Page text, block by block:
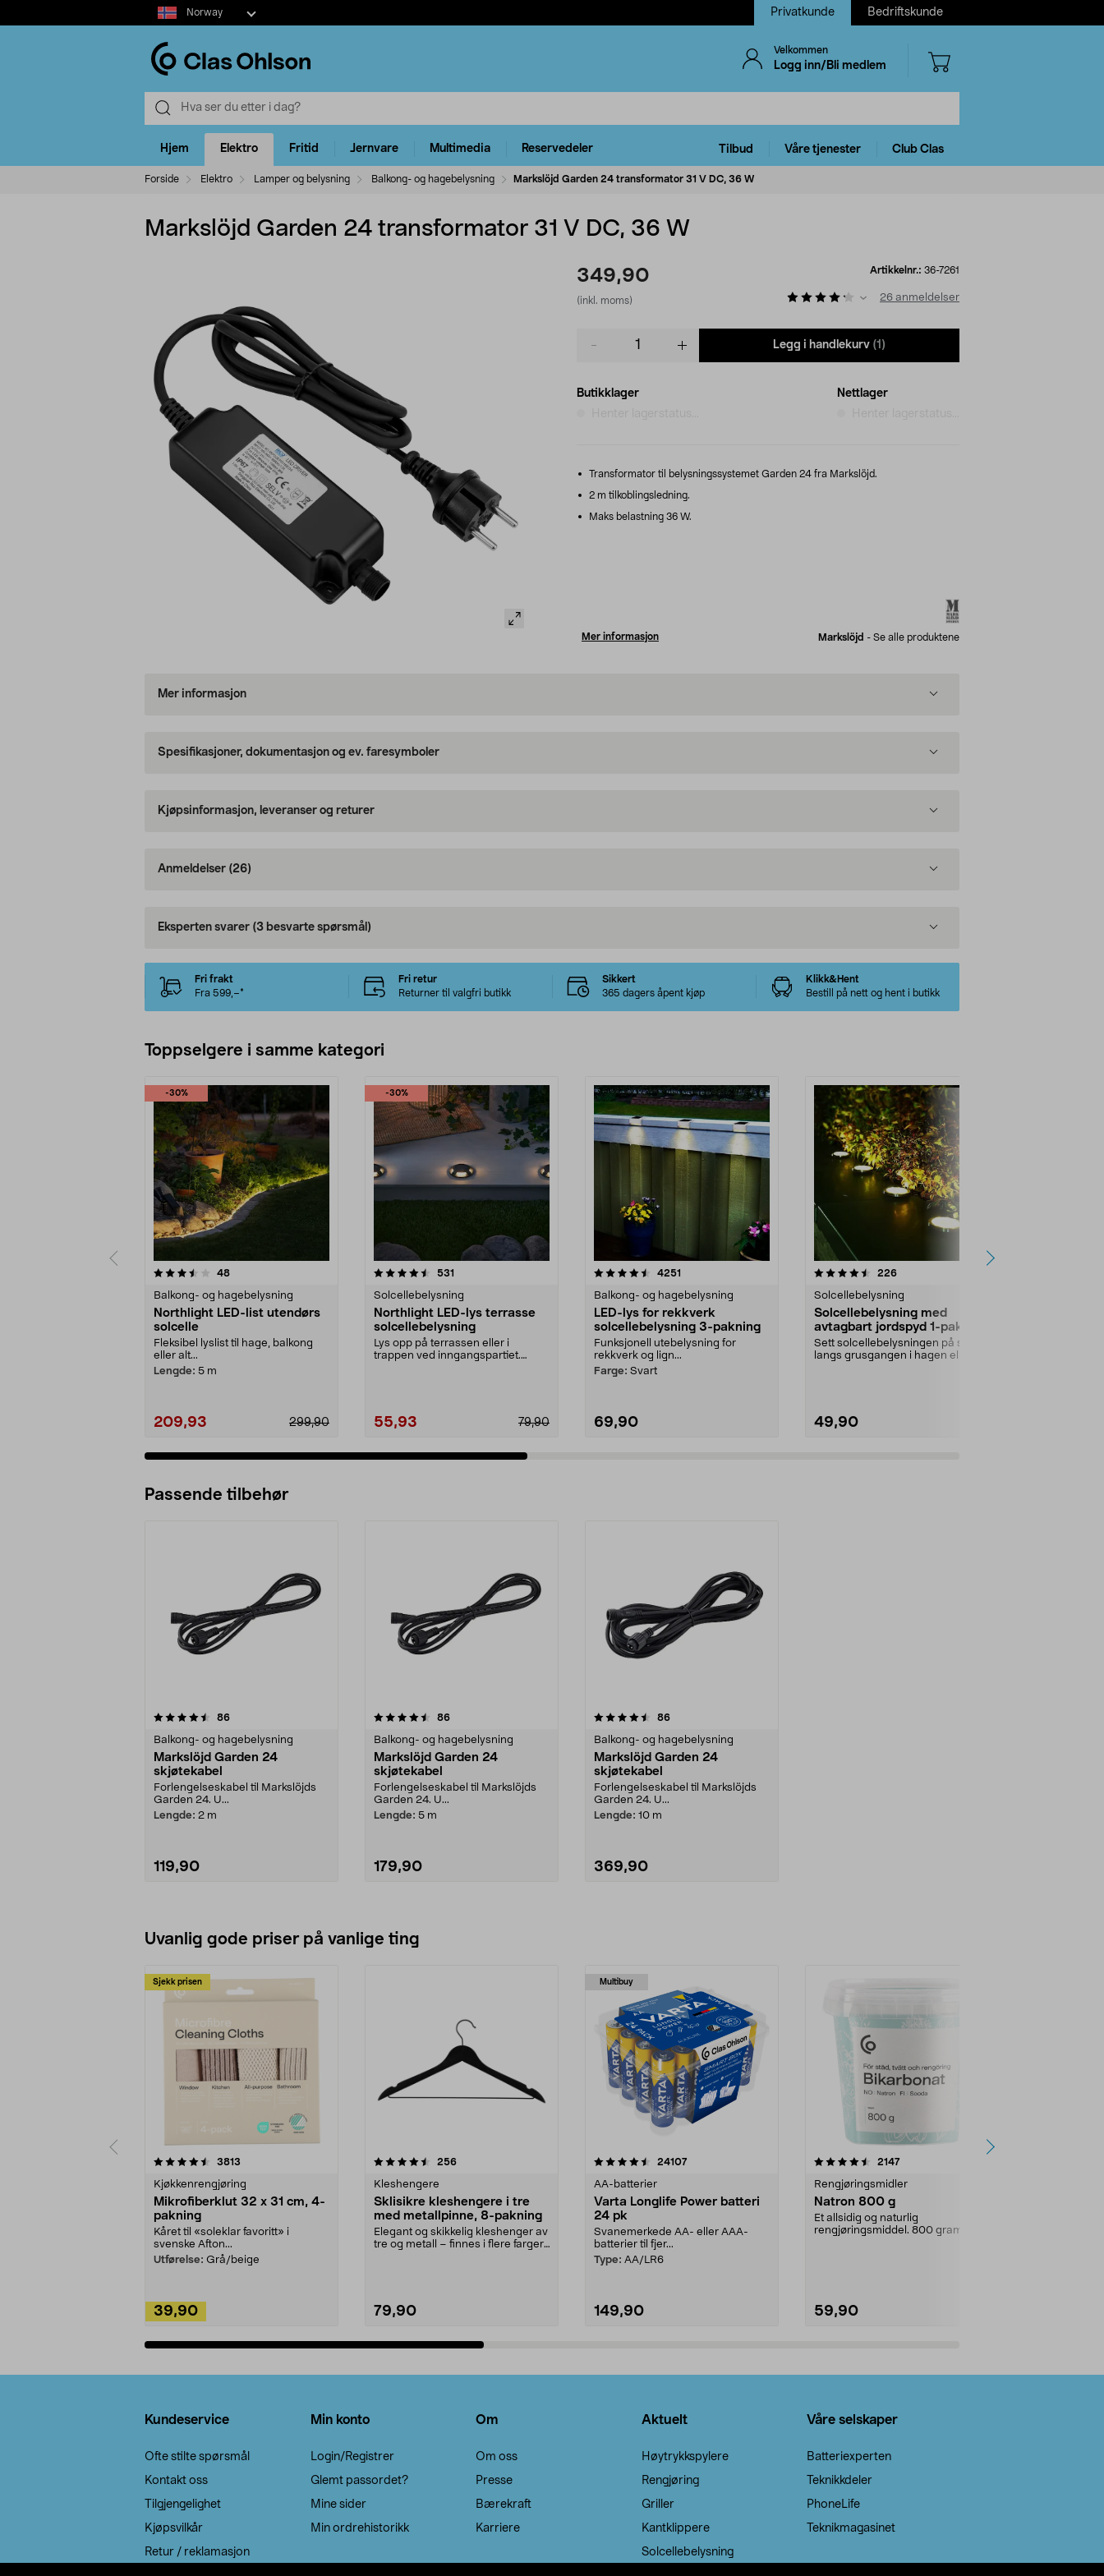
Select
market
Norway Privatkunde Bedriftskunde
Velkommen
Logg inn/Bli medlem
Hjem Elektro Fritid Jernvare Multimedia Reservedeler Tilbud Våre tjenester Club Clas
Forside Elektro Lamper og belysning Balkong- og hagebelysning Markslöjd Garden 24 transformator 31 V DC, 36 W
Markslöjd Garden 24 transformator 31 V DC, 36 W
349,90
(inkl. moms)
Artikkelnr.: 36-7261
26 anmeldelser
Legg i handlekurv (1)
Butikklager
Nettlager
Transformator til belysningssystemet Garden 24 fra Markslöjd.
2 m tilkoblingsledning.
Maks belastning 36 W.
Mer informasjon Markslöjd - Se alle produktene
Mer informasjon
Spesifikasjoner, dokumentasjon og ev. faresymboler
Kjøpsinformasjon, leveranser og returer
Anmeldelser (26)
Eksperten svarer (3 besvarte spørsmål)
Fri frakt
Fra 599,–*
Fri retur
Returner til valgfri butikk
Sikkert
365 dagers åpent kjøp
Klikk&Hent
Bestill på nett og hent i butikk
Toppselgere i samme kategori
-30%
48anmeldelser
Balkong- og hagebelysning
Northlight LED-list utendørs
solcelle
Fleksibel lyslist til hage, balkong
eller alt...
Lengde: 5 m
209,93 299,90
-30%
4.5 av 5 stjerner 531
Solcellebelysning
Northlight LED-lys terrasse
solcellebelysning
Lys opp på terrassen eller i
trappen ved inngangspartiet.
55,93 79,90
4.5 av 5 stjerner 4251
Balkong- og hagebelysning
LED-lys for rekkverk
solcellebelysning 3-pakning
Funksjonell utebelysning for
rekkverk og lign...
Farge: Svart
69,90
4.5 av 5 stjerner 226anmeldelser
Solcellebelysning
Solcellebelysning med
avtagbart jordspyd 1-pakning
Sett solcellebelysningen på spyd
langs grusgangen i hagen eller
49,90
4.5 av 5 stjerner
Passende tilbehør
86anmeldelser
Balkong- og hagebelysning
Markslöjd Garden 24
skjøtekabel
Forlengelseskabel til Markslöjds
Garden 24. U...
Lengde: 2 m
119,90
4.5av 5 stjerner 86anmeldelser
Balkong- og hagebelysning
Markslöjd Garden 24
skjøtekabel
Forlengelseskabel til Markslöjds
Garden 24. U...
Lengde: 5 m
179,90
4.5av 5 stjerner 86anmeldelser
Balkong- og hagebelysning
Markslöjd Garden 24
skjøtekabel
Forlengelseskabel til Markslöjds
Garden 24. U...
Lengde: 10 m
369,90
Uvanlig gode priser på vanlige ting
Sjekk prisen
3813
Kjøkkenrengjøring
Mikrofiberklut 32 x 31 cm, 4-
pakning
Kåret til «soleklar favoritt» i
svenske Afton...
Utførelse: Grå/beige
39,90
4.5av 5 stjerner 256anmeldelser
Kleshengere
Sklisikre kleshengere i tre
med metallpinne, 8-pakning
Elegant og skikkelig kleshenger av
tre og metall – finnes i flere farger.
79,90
Multibuy
4.5av 5 stjerner 24107anmeldelser
AA-batterier
Varta Longlife Power batteri
24 pk
Svanemerkede AA- eller AAA-
batterier til fjer...
Type: AA/LR6
149,90
4.5av 5 stjerner 2147anmeldelser
Rengjøringsmidler
Natron 800 g
Et allsidig og naturlig
rengjøringsmiddel. 800 gram
59,90
4.0av 5 stjerner
Kundeservice
Ofte stilte spørsmål
Kontakt oss
Tilgjengelighet
Kjøpsvilkår
Retur / reklamasjon
Min konto
Login/Registrer
Glemt passordet?
Mine sider
Min ordrehistorikk
Om
Om oss
Presse
Bærekraft
Karriere
Aktuelt
Høytrykkspylere
Rengjøring
Griller
Kantklippere
Solcellebelysning
Våre selskaper
Batteriexperten
Teknikkdeler
PhoneLife
Teknikmagasinet